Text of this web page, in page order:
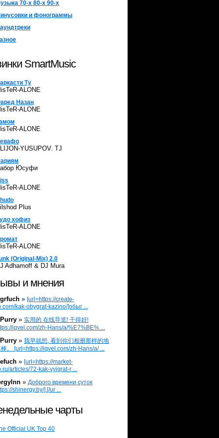
70-х 80-х 90-х
и фонограммы
SmartMusic
Ту
ALONE
Назан
ALONE
ALONE
YUSUPOV. TJ
Юсуфи
ALONE
Plus
хофиз
ALONE
ALONE
(Original-Mix) 2.0
Adhamoff & DJ Mura
и мнения
» [url=https://create-
kak-obygrat-kazino/]обыг ...
» 实用的 在线导览! 干得好!
iqvel.com/zh-Hans/a/%E7%BE% ...
» 我早就想, 看到你们相册那样的地
。 [url=https://iqvel.com/zh-Hans/a/ ...
» [url=https://market-
articles/72-kak-vyigrat-r ...
» Доброго времени суток
shinergy.by/].[/ur ...
чарты
Official UK Top 40